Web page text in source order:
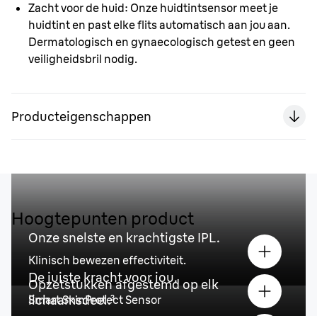
Zacht voor de huid: Onze huidtintsensor meet je
huidtint en past elke flits automatisch aan jou aan.
Dermatologisch en gynaecologisch getest en geen
veiligheidsbril nodig.
Producteigenschappen
Hoogtepunten product
Onze snelste en krachtigste IPL.
Klinisch bewezen effectiviteit.
De juiste kracht voor jou.
Smart SkinProtect Sensor
Opzetstukken afgestemd op elk
lichaamsdeel.³